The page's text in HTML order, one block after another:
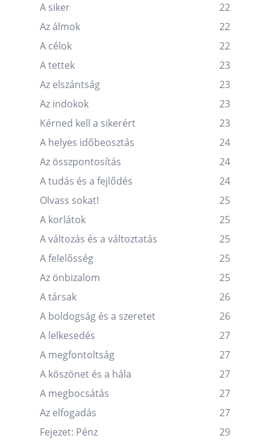
A siker
22
Az álmok
22
A célok
22
A tettek
23
Az elszántság
23
Az indokok
23
Kérned kell a sikerért
23
A helyes időbeosztás
24
Az összpontosítás
24
A tudás és a fejlődés
24
Olvass sokat!
25
A korlátok
25
A változás és a változtatás
25
A felelősség
25
Az önbizalom
25
A társak
26
A boldogság és a szeretet
26
A lelkesedés
27
A megfontoltság
27
A köszönet és a hála
27
A megbocsátás
27
Az elfogadás
27
Fejezet: Pénz
29